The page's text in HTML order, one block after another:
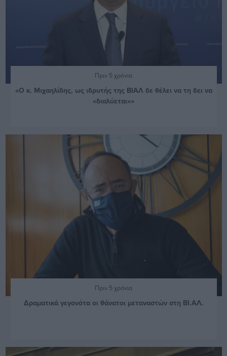
Πριν 5 χρόνια
«Ο κ. Μιχαηλίδης, ως ιδρυτής της ΒΙΑΛ δε θέλει να τη δει να
«διαλύεται»»
Πριν 5 χρόνια
Δραματικά γεγονότα οι θάνατοι μεταναστών στη ΒΙ.ΑΛ.